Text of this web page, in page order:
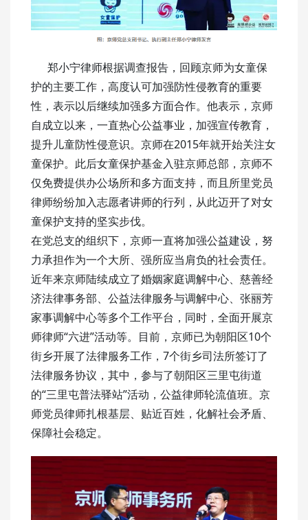
郑小宁律师根据调查报告，回顾京师为女童保
护的主要工作，高度认可加强防性侵教育的重要
性，表示以后继续加强多方面合作。他表示，京师
自成立以来，一直热心公益事业，加强宣传教育，
提升儿童防性侵意识。京师在2015年就开始关注女
童保护。此后女童保护基金入驻京师总部，京师不
仅免费提供办公场所和多方面支持，而且所里党员
律师纷纷加入志愿者讲师的行列，从此迈开了对女
童保护支持的坚实步伐。
在党总支的组织下，京师一直将加强公益建设，努
力承担作为一个大所、强所应当肩负的社会责任。
近年来京师陆续成立了婚姻家庭调解中心、慈善经
济法律事务部、公益法律服务与调解中心、张丽芳
家事调解中心等多个工作平台，同时，全面开展京
师律师“六进”活动等。目前，京师已为朝阳区10个
街乡开展了法律服务工作，7个街乡司法所签订了
法律服务协议，其中，参与了朝阳区三里屯街道
的“三里屯普法驿站”活动，公益律师轮流值班。京
师党员律师扎根基层、贴近百姓，化解社会矛盾、
保障社会稳定。